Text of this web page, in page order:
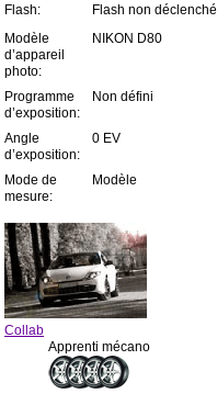
Flash:
Flash non déclenché
Modèle
d’appareil
photo:
NIKON D80
Programme
d’exposition:
Non défini
Angle
d’exposition:
0 EV
Mode de
mesure:
Modèle
Collab
Apprenti mécano